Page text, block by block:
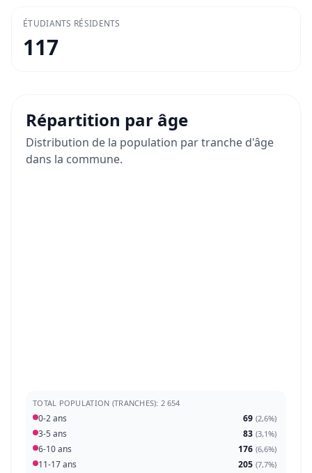
ÉTUDIANTS RÉSIDENTS
117
Répartition par âge
Distribution de la population par tranche d'âge
dans la commune.
TOTAL POPULATION (TRANCHES): 2 654
0-2 ans 69 (2,6%)
3-5 ans 83 (3,1%)
6-10 ans 176 (6,6%)
11-17 ans 205 (7,7%)